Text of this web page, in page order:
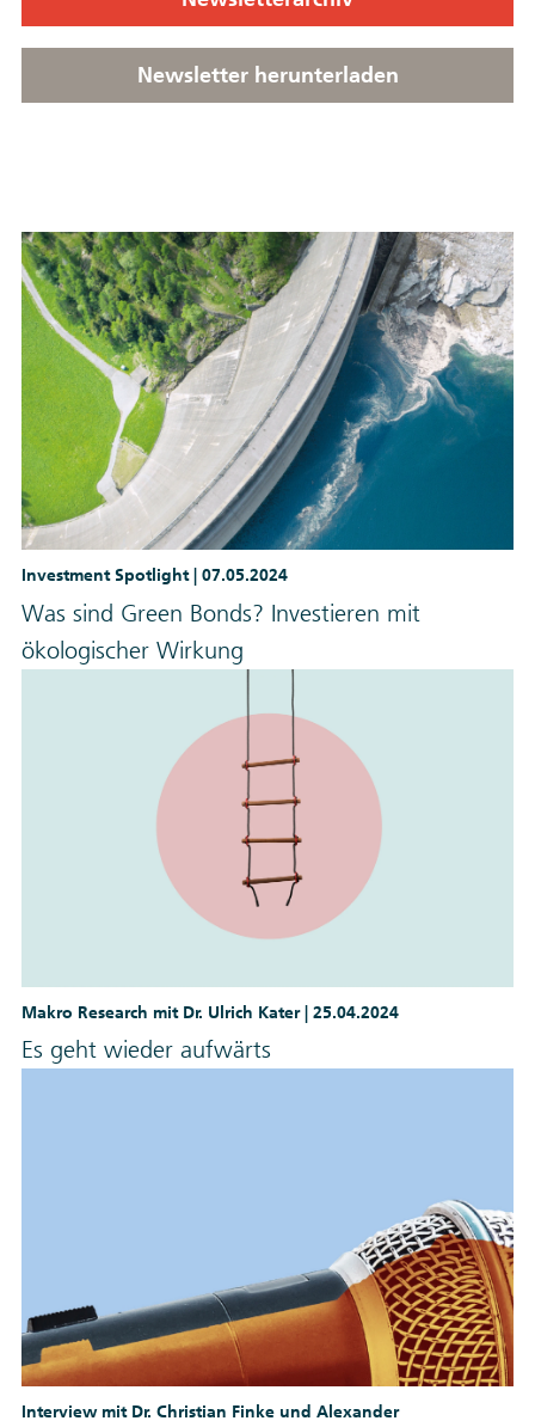
Newsletter herunterladen
Investment Spotlight | 07.05.2024
Was sind Green Bonds? Investieren mit
ökologischer Wirkung
Makro Research mit Dr. Ulrich Kater | 25.04.2024
Es geht wieder aufwärts
Interview mit Dr. Christian Finke und Alexander